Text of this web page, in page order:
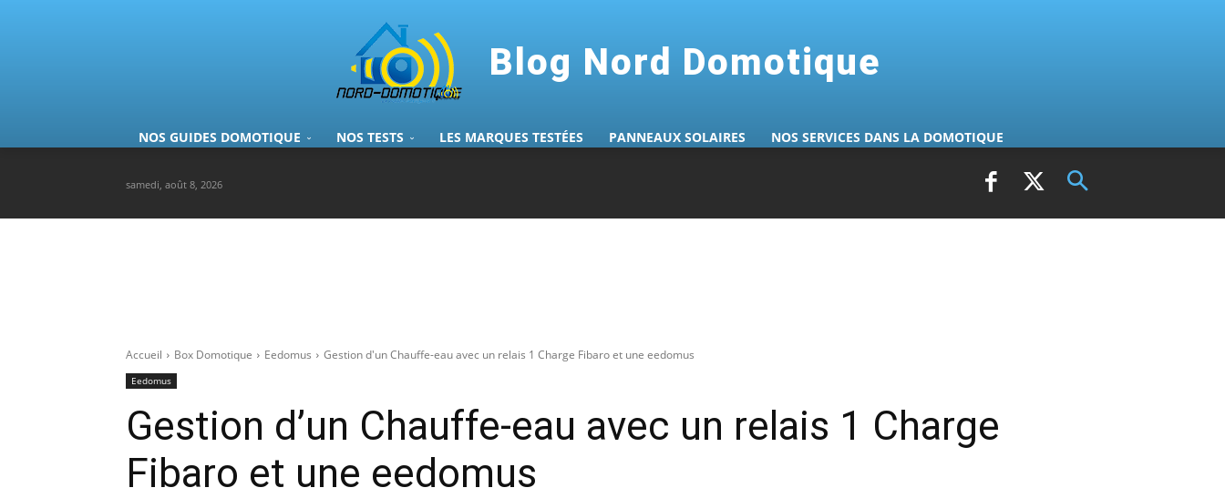
Blog Nord Domotique
NOS GUIDES DOMOTIQUE NOS TESTS LES MARQUES TESTÉES PANNEAUX SOLAIRES NOS SERVICES DANS LA DOMOTIQUE
samedi, août 8, 2026
Accueil Box Domotique Eedomus Gestion d'un Chauffe-eau avec un relais 1 Charge Fibaro et une eedomus
Eedomus
Gestion d’un Chauffe-eau avec un relais 1 Charge
Fibaro et une eedomus